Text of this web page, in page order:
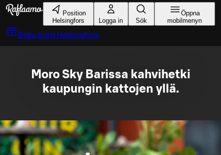
Gå till huvudinnehållet
Position
Helsingfors
Logga in Sök
Öppna
mobilmenyn
Boka bord Helsingfors
Moro Sky Barissa kahvihetki
kaupungin kattojen yllä.